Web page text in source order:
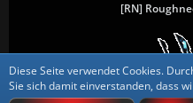
[RN]
All trademarks, screenshots
Diese Seite verwendet Cookies.
Sie sich damit einverstanden, dass